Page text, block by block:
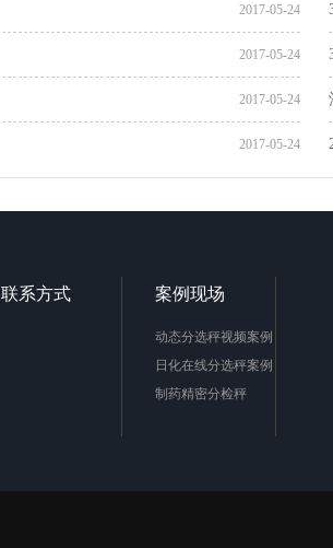
2017-05-24
2017-05-24
2017-05-24
2017-05-24
联系方式 案例现场
动态分选秤视频案例
日化在线分选秤案例
制药精密分检秤